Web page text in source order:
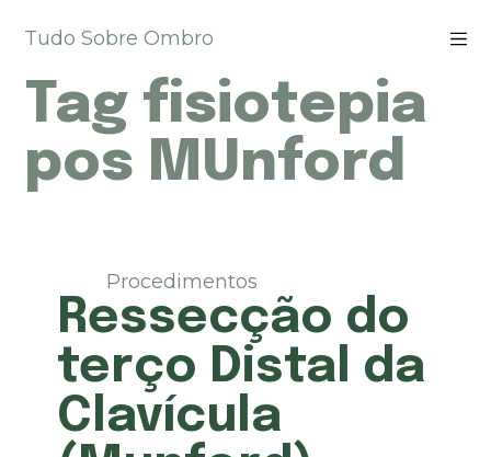
u
a
r
Tudo Sobre Ombro
Tag fisiotepia
pos MUnford
Procedimentos
Ressecção do
terço Distal da
Clavícula